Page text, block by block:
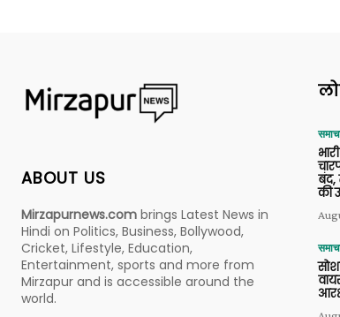
ABOUT US
Mirzapurnews.com brings Latest News in
Hindi on Politics, Business, Bollywood,
Cricket, Lifestyle, Education,
Entertainment, sports and more from
Mirzapur and is accessible around the
world.
बंद,
की